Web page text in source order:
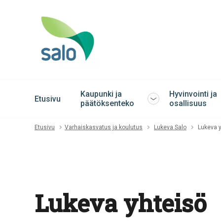
Etusivu
Kaupunki ja
päätöksenteko
Avaa
sulje
Hyvinvointi ja
osallisuus
Etusivu Varhaiskasvatus ja koulutus Lukeva Salo Lukeva
Lukeva yhteisö